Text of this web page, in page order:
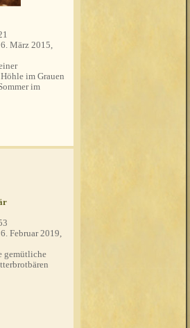
März 2015,
im Grauen
im
Februar 2019,
gemütliche